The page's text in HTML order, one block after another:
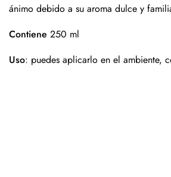
ánimo debido a su aroma dulce y
Contiene 250 ml
Uso: puedes aplicarlo en el ambiente,